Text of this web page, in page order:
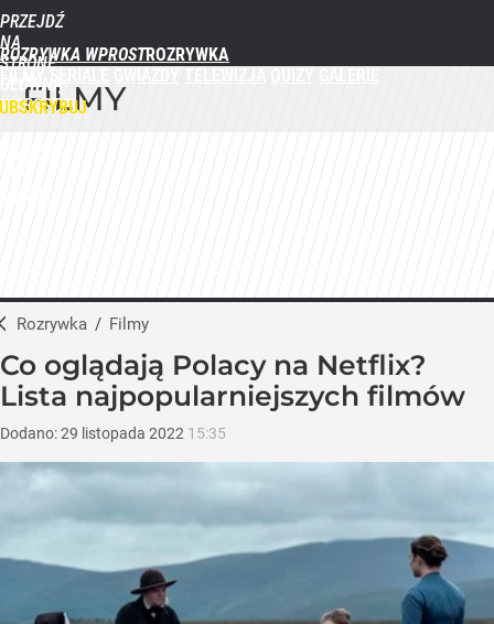
PRZEJDŹ
NA
STRONĘ
GŁÓWNĄ
WPROST.PL
ROZRYWKA WPROST
FILMY
Rozrywka / Filmy
Co oglądają Polacy na Netflix?
Lista najpopularniejszych filmów
Dodano:29 listopada 2022 15:35